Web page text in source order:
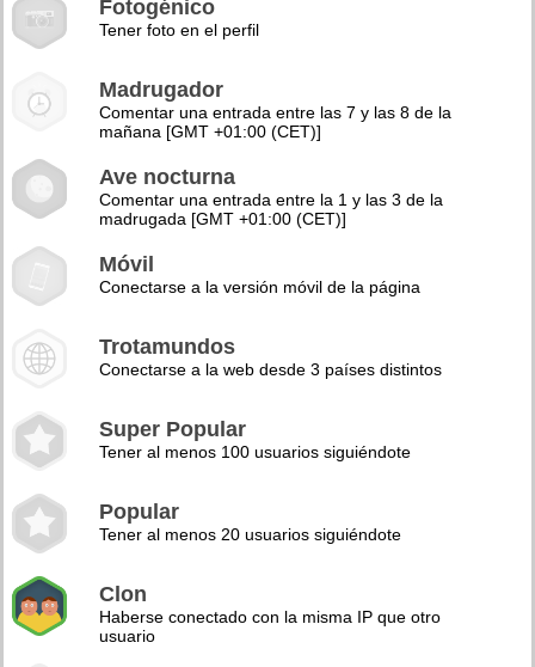
Fotogénico
Tener foto en el perfil
Madrugador
Comentar una entrada entre las 7 y las 8 de la
mañana [GMT +01:00 (CET)]
Ave nocturna
Comentar una entrada entre la 1 y las 3 de la
madrugada [GMT +01:00 (CET)]
Móvil
Conectarse a la versión móvil de la página
Trotamundos
Conectarse a la web desde 3 países distintos
Super Popular
Tener al menos 100 usuarios siguiéndote
Popular
Tener al menos 20 usuarios siguiéndote
Clon
Haberse conectado con la misma IP que otro
usuario